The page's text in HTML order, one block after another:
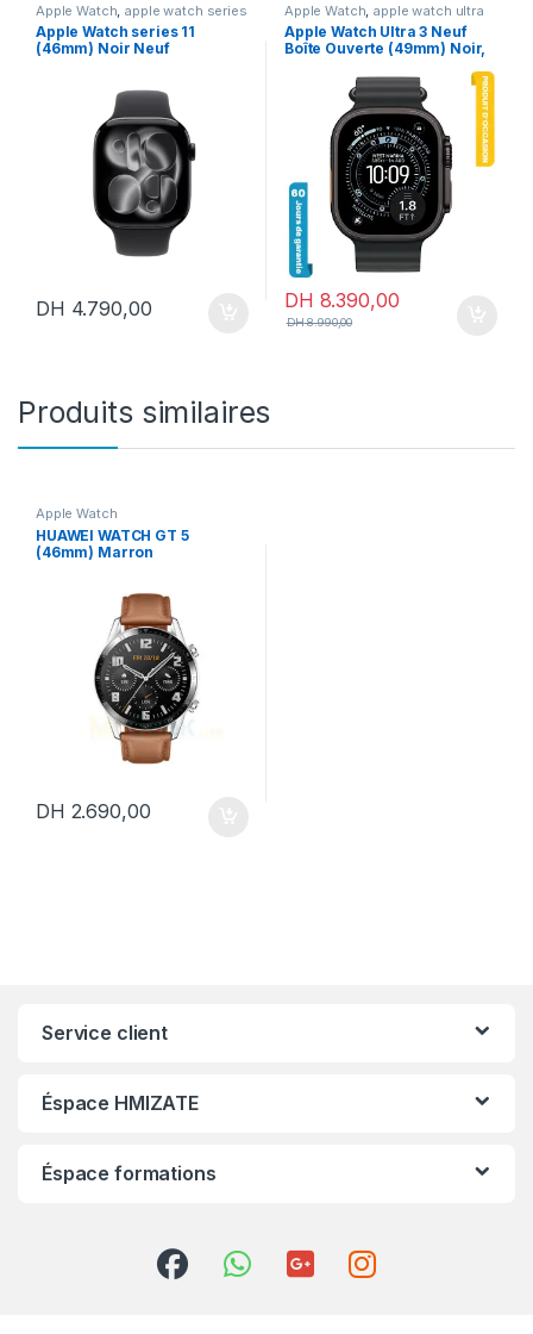
Apple Watch apple watch series
11
Apple Watch series 11
(46mm) Noir Neuf
DH 4.790,00
Apple Watch apple watch ultra
3 , En promotion
Apple Watch Ultra 3 Neuf
Boîte Ouverte (49mm) Noir,
DH 8.390,00
DH8.990,00
Produits similaires
Apple Watch
HUAWEI WATCH GT 5
(46mm) Marron
DH 2.690,00
Service client
Éspace HMIZATE
Éspace formations